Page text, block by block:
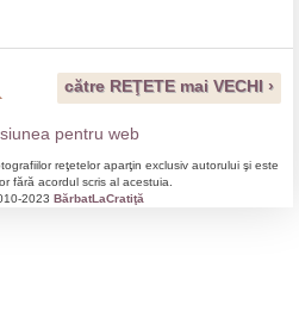
către REŢETE mai VECHI ›
pentru web
reţetelor aparţin exclusiv autorului şi este
fără acordul scris al acestuia.
2023 BărbatLaCratiţă